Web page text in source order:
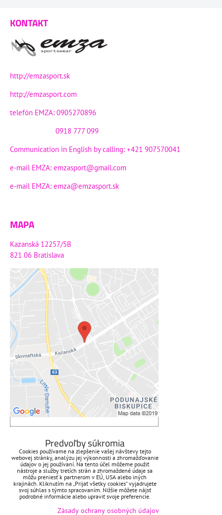
KONTAKT
http://emzasport.sk
http://emzasport.com
telefón EMZA: 0905270896
0918 777 099
Communication in English by calling: +421 907570041
e-mail EMZA: emzasport@gmail.com
e-mail EMZA: emza@emzasport.sk
MAPA
Kazanská 12257/5B
821 06 Bratislava
Externý obsah je blokovaný
Prajete si načítať externý obsah?
Povoliť tentokrát
Povoliť a zapamätať - súhlas s
druhom cookie: Funkčné
Otvoriť obsah v novom okne
ZAVOLÁME VÁM SPÄŤ
Váš telefón:*
Predvoľby súkromia
Cookies používame na zlepšenie vašej návštevy tejto
webovej stránky, analýzu jej výkonnosti a zhromažďovanie
údajov o jej používaní. Na tento účel môžeme použiť
nástroje a služby tretích strán a zhromaždené údaje sa
môžu preniesť k partnerom v EÚ, USA alebo iných
krajinách. Kliknutím na „Prijať všetky cookies“ vyjadrujete
svoj súhlas s týmto spracovaním. Nižšie môžete nájsť
podrobné informácie alebo upraviť svoje preferencie.
Zásady ochrany osobných údajov